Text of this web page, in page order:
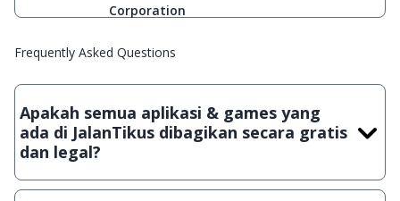
Corporation
Frequently Asked Questions
Apakah semua aplikasi & games yang
ada di JalanTikus dibagikan secara gratis
dan legal?
Ya, JalanTikus hanya membagikan aplikasi & games yang